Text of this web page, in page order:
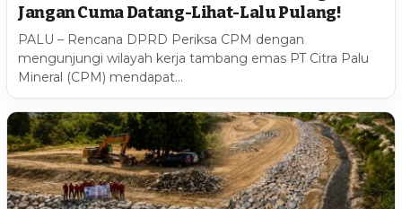
Jangan Cuma Datang-Lihat-Lalu Pulang!
PALU – Rencana DPRD Periksa CPM dengan
mengunjungi wilayah kerja tambang emas PT Citra Palu
Mineral (CPM) mendapat…